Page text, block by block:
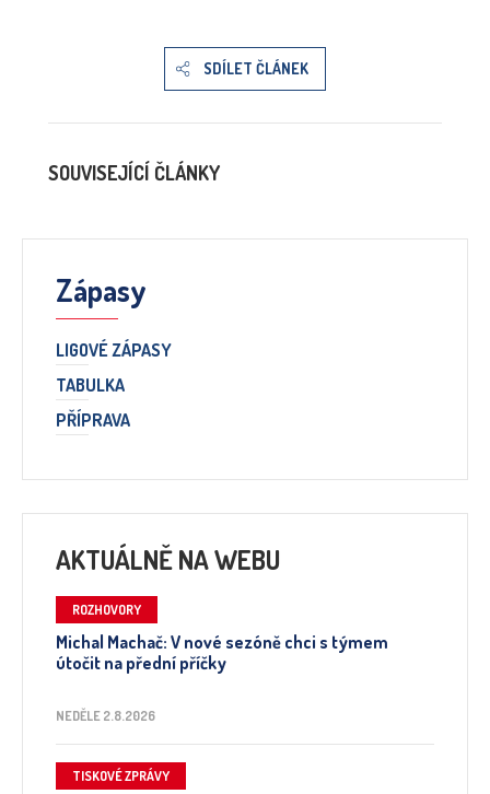
SDÍLET ČLÁNEK
SOUVISEJÍCÍ ČLÁNKY
Zápasy
LIGOVÉ ZÁPASY
TABULKA
PŘÍPRAVA
AKTUÁLNĚ NA WEBU
ROZHOVORY
Michal Machač: V nové sezóně chci s týmem
útočit na přední příčky
NEDĚLE 2.8.2026
TISKOVÉ ZPRÁVY